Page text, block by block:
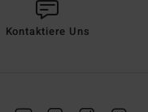
Kontaktiere Uns